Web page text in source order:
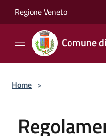
Regione Veneto
Comune
Home >